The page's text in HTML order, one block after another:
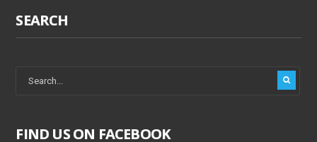
SEARCH
FIND US ON FACEBOOK